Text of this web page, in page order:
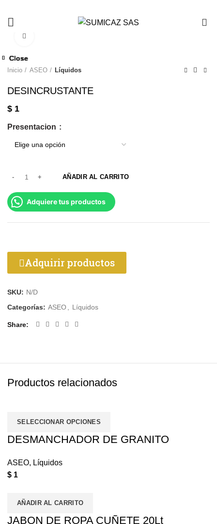
Inicio ASEO Líquidos
DESINCRUSTANTE
$ 1
Presentacion
AÑADIR AL CARRITO
Adquiere tus productos
Adquirir productos
SKU: N/D
Categorías: ASEO Líquidos
Share
Productos relacionados
SELECCIONAR OPCIONES
Close
DESMANCHADOR DE GRANITO
ASEO, Líquidos
$ 1
AÑADIR AL CARRITO
Close
JABON DE ROPA CUÑETE 20Lt
Close
Close
Close
Close
Close
Close